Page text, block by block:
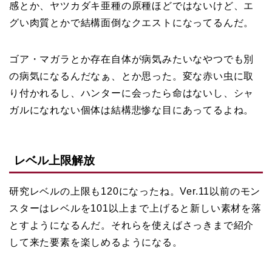
感とか、ヤツカダキ亜種の原種ほどではないけど、エ
グい肉質とかで結構面倒なクエストになってるんだ。
ゴア・マガラとか存在自体が病気みたいなやつでも別
の病気になるんだなぁ、とか思った。変な赤い虫に取
り付かれるし、ハンターに会ったら命はないし、シャ
ガルになれない個体は結構悲惨な目にあってるよね。
レベル上限解放
研究レベルの上限も120になったね。Ver.11以前のモン
スターはレベルを101以上まで上げると新しい素材を落
とすようになるんだ。それらを使えばさっきまで紹介
して来た要素を楽しめるようになる。